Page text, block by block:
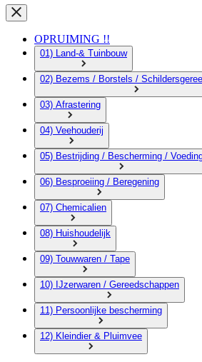
OPRUIMING !!
01) Land-& Tuinbouw
02) Bezems / Borstels /
03) Afrastering
04) Veehouderij
05) Bestrijding / Bescherming /
06) Besproeiing / Beregening
07) Chemicalien
08) Huishoudelijk
09) Touwwaren / Tape
10) IJzerwaren / Gereedschappen
11) Persoonlijke bescherming
12) Kleindier & Pluimvee